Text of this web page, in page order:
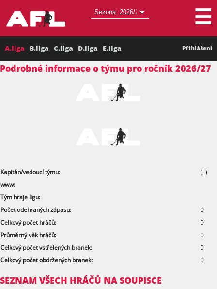
☰
A.liga B.liga C.liga D.liga E.liga Přihlášení
Podrobné informace o týmu pro ročník 2026/27
Kapitán/vedoucí týmu: (, )
www:
Tým hraje ligu:
Počet odehraných zápasu:
0
Celkový počet hráčů:
0
Průměrný věk hráčů:
0
Celkový počet vstřelených branek:
0
Celkový počet obdržených branek:
0
SEZNAM VŠECH HRÁČŮ NA SOUPISCE